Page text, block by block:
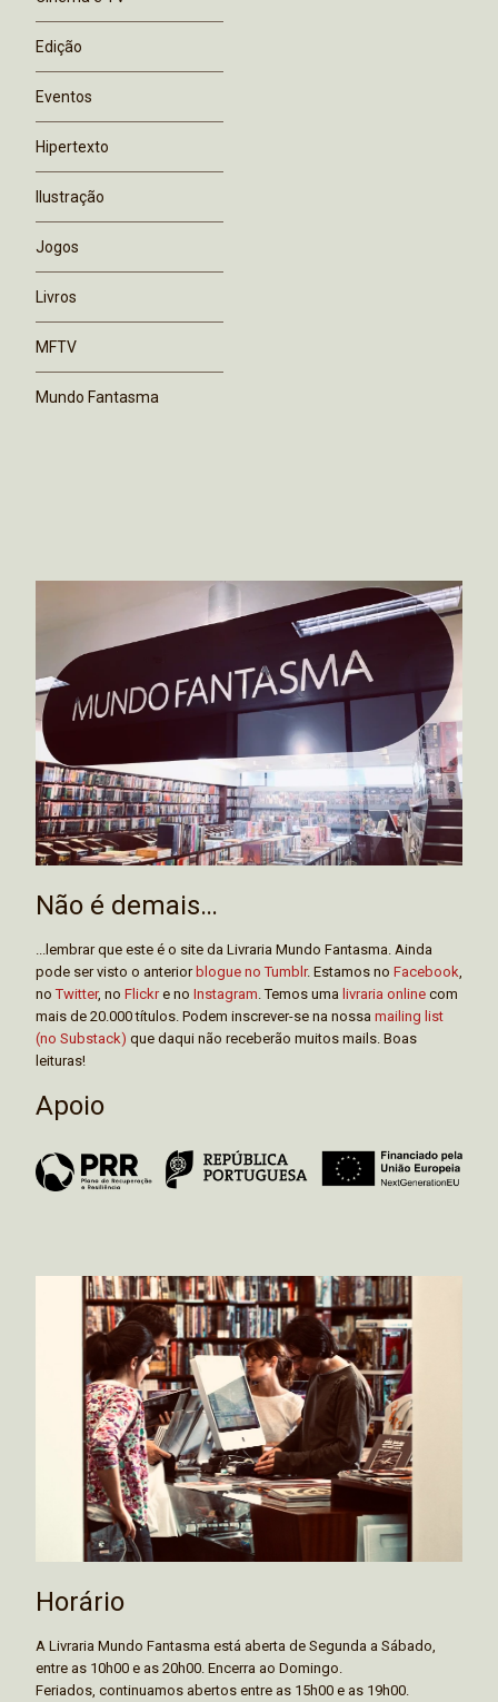
Edição
Eventos
Hipertexto
Ilustração
Jogos
Livros
MFTV
Mundo Fantasma
Não é demais…
...lembrar que este é o site da Livraria Mundo Fantasma. Ainda
pode ser visto o anteriorblogue no Tumblr. Estamos no Facebook
noTwitter, no Flickre no Instagram . Temos uma livraria online com
mais de 20.000 títulos. Podem inscrever-se na nossa mailing list
(no Substack) que daqui não receberão muitos mails. Boas
leituras!
Apoio
Horário
A Livraria Mundo Fantasma está aberta de Segunda a Sábado,
entre as 10h00 e as 20h00. Encerra ao Domingo.
Feriados, continuamos abertos entre as 15h00 e as 19h00.